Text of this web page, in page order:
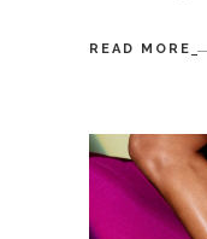
READ MORE